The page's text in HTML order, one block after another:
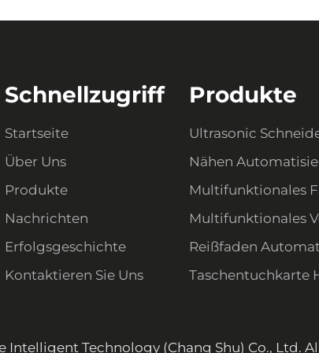
Schnellzugriff
Startseite
Über Uns
Produkte
Nachrichten
Erfolgsgeschichte
Kontaktieren Sie Uns
Produkte
Ultrasonic
Nähen
Multifunktionales
Multifunktionales
Reißfaden
Taschentuchkarte
Technology (Chang Shu) Co., Ltd.